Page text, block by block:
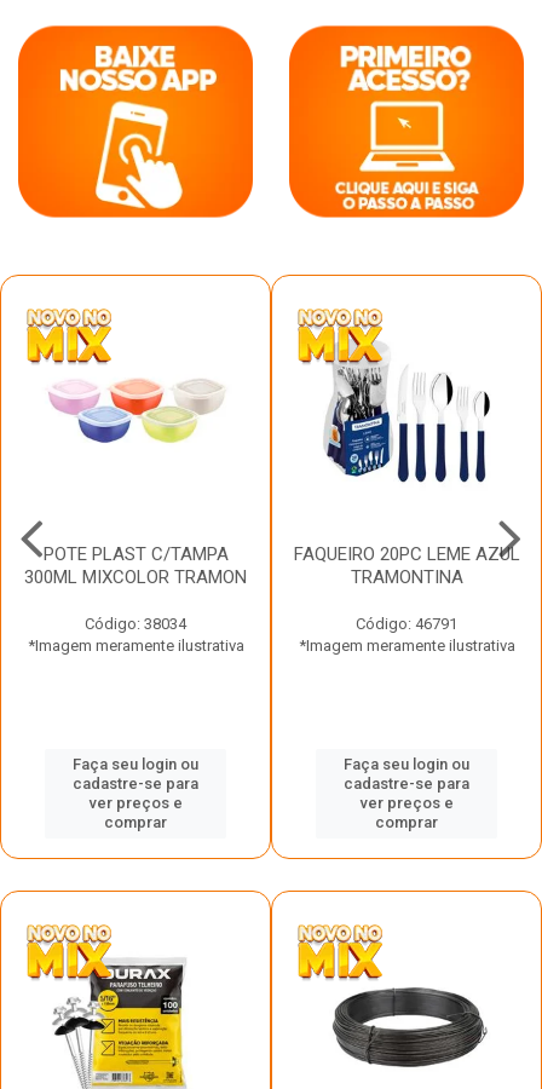
POTE PLAST C/TAMPA
300ML MIXCOLOR TRAMON
Código: 38034
*Imagem meramente ilustrativa
Faça seu login ou
cadastre-se para
ver preços e
comprar
FAQUEIRO 20PC LEME AZUL
TRAMONTINA
Código: 46791
*Imagem meramente ilustrativa
Faça seu login ou
cadastre-se para
ver preços e
comprar